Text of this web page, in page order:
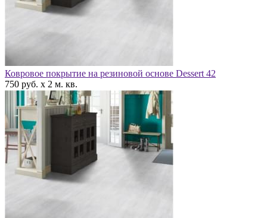
Ковровое покрытие на резиновой основе Dessert 42
750 руб. x 2 м. кв.